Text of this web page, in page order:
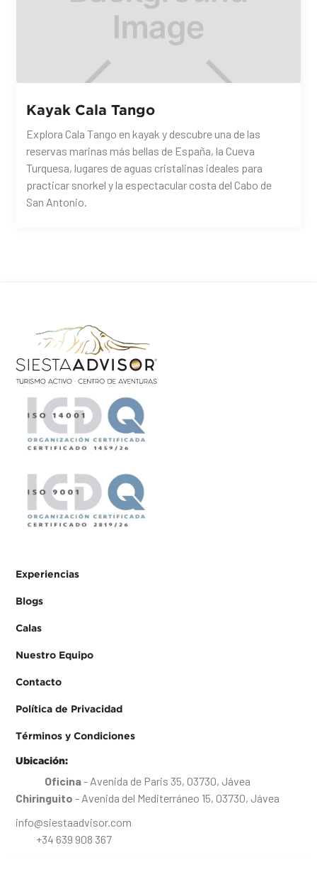
Kayak Cala Tango
Explora Cala Tango en kayak y descubre una de las
reservas marinas más bellas de España, la Cueva
Turquesa, lugares de aguas cristalinas ideales para
practicar snorkel y la espectacular costa del Cabo de
San Antonio.
Experiencias
Blogs
Calas
Nuestro Equipo
Contacto
Política de Privacidad
Términos y Condiciones
Ubicación:
Oficina- Avenida de Paris 35, 03730, Jávea
Chiringuito - Avenida del Mediterráneo 15, 03730, Jávea
info@siestaadvisor.com
+34 639 908 367